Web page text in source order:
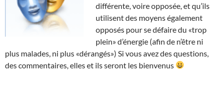
différente, voire opposée, et qu’ils
utilisent des moyens également
opposés pour se défaire du «trop
plein» d’énergie (afin de n’être ni
plus malades, ni plus «dérangés») Si vous avez des questions,
des commentaires, elles et ils seront les bienvenus